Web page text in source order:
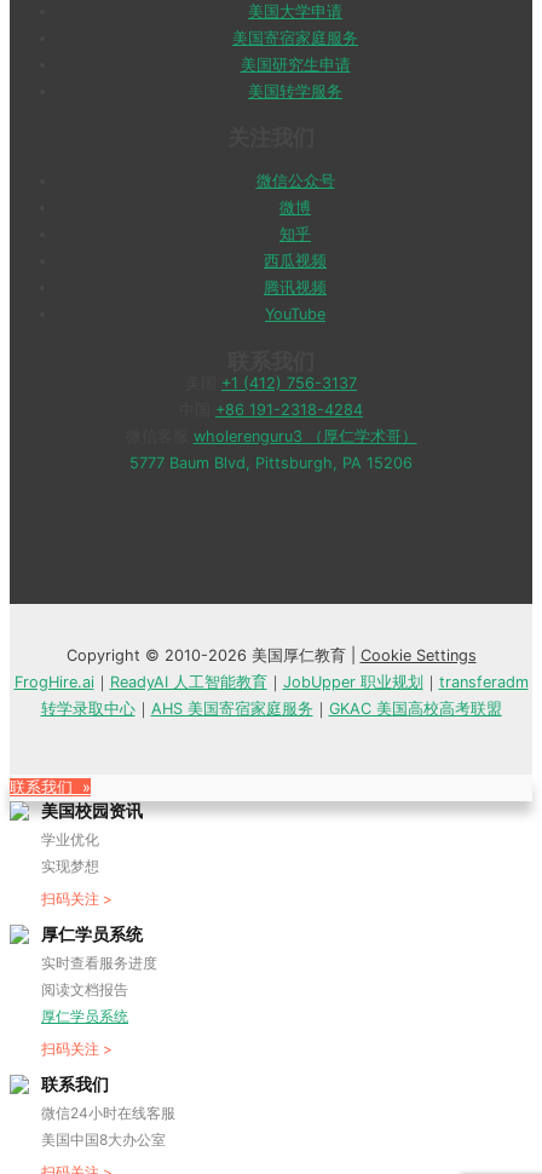
美国大学申请
美国寄宿家庭服务
美国研究生申请
美国转学服务
微信公众号
微博
知乎
西瓜视频
腾讯视频
YouTube
+1 (412) 756-3137
+86 191-2318-4284
wholerenguru3 （厚仁学术哥）
5777 Baum Blvd, Pittsburgh, PA 15206
Copyright © 2010-2026 美国厚仁教育 | Cookie Settings
FrogHire.ai｜ ReadyAI 人工智能教育｜ JobUpper 职业规划 ｜ transferadm
转学录取中心｜ AHS 美国寄宿家庭服务 ｜ GKAC 美国高校高考联盟
联系我们 »
美国校园资讯
学业优化
实现梦想
扫码关注 >
厚仁学员系统
实时查看服务进度
阅读文档报告
厚仁学员系统
扫码关注 >
联系我们
微信24小时在线客服
美国中国8大办公室